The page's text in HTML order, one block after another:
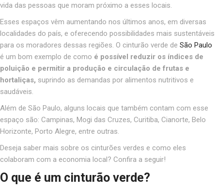
vida das pessoas que moram próximo a esses locais.
Esses espaços vêm aumentando nos últimos anos, em diversas
localidades do país, e oferecendo possibilidades mais sustentáveis
para os moradores dessas regiões. O cinturão verde de São Paulo
é um bom exemplo de como é possível reduzir os índices de
poluição e permitir a produção e circulação de frutas e
hortaliças, suprindo as demandas por alimentos nutritivos e
saudáveis.
Além de São Paulo, alguns locais que também contam com esse
espaço são: Campinas, Mogi das Cruzes, Curitiba, Cianorte, Belo
Horizonte, Porto Alegre, entre outras.
Deseja saber mais sobre os cinturões verdes e como eles
colaboram com a economia local? Confira a seguir!
O que é um cinturão verde?